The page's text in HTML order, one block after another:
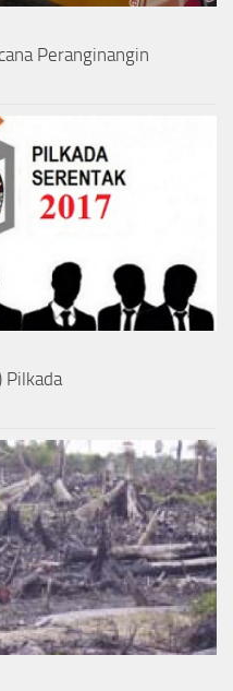
Peranginangin
Pilkada